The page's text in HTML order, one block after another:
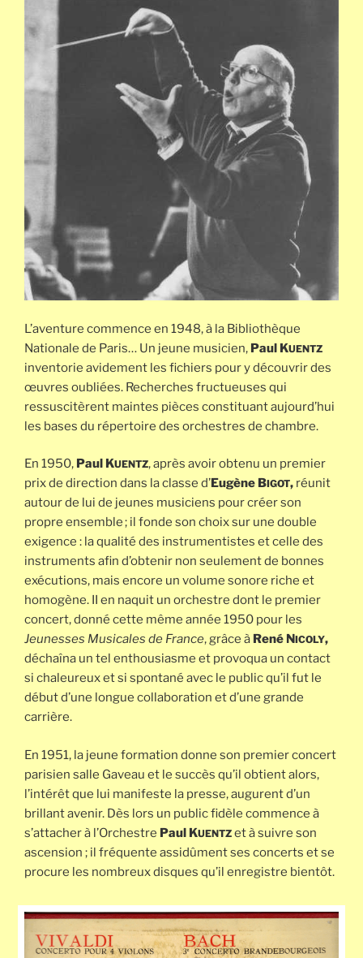
L’aventure commence en 1948, à la Bibliothèque
Nationale de Paris… Un jeune musicien, Paul KUENTZ
inventorie avidement les fichiers pour y découvrir des
œuvres oubliées. Recherches fructueuses qui
ressuscitèrent maintes pièces constituant aujourd’hui
les bases du répertoire des orchestres de chambre.
En 1950, Paul KUENTZ, après avoir obtenu un premier
prix de direction dans la classe d’Eugène BIGOT, réunit
autour de lui de jeunes musiciens pour créer son
propre ensemble ; il fonde son choix sur une double
exigence : la qualité des instrumentistes et celle des
instruments afin d’obtenir non seulement de bonnes
exécutions, mais encore un volume sonore riche et
homogène. II en naquit un orchestre dont le premier
concert, donné cette même année 1950 pour les
Jeunesses Musicales de France, grâce à René NICOLY,
déchaîna un tel enthousiasme et provoqua un contact
si chaleureux et si spontané avec le public qu’il fut le
début d’une longue collaboration et d’une grande
carrière.
En 1951, la jeune formation donne son premier concert
parisien salle Gaveau et le succès qu’il obtient alors,
l’intérêt que lui manifeste la presse, augurent d’un
brillant avenir. Dès lors un public fidèle commence à
s’attacher à l’Orchestre Paul KUENTZ et à suivre son
ascension ; il fréquente assidûment ses concerts et se
procure les nombreux disques qu’il enregistre bientôt.